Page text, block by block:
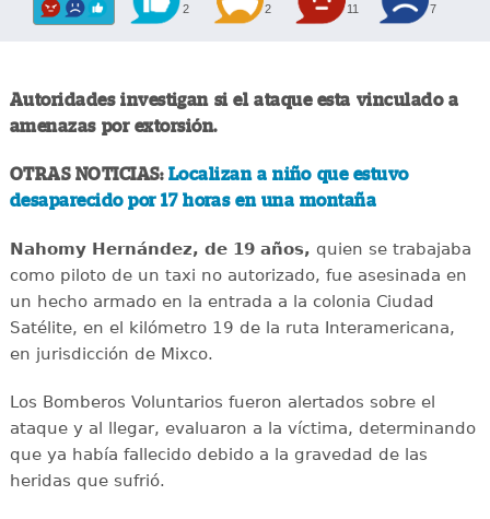
2 2 11 7
Autoridades investigan si el ataque esta vinculado a
amenazas por extorsión.
OTRAS NOTICIAS: Localizan a niño que estuvo
desaparecido por 17 horas en una montaña
Nahomy Hernández, de 19 años, quien se trabajaba
como piloto de un taxi no autorizado, fue asesinada en
un hecho armado en la entrada a la colonia Ciudad
Satélite, en el kilómetro 19 de la ruta Interamericana,
en jurisdicción de Mixco.
Los Bomberos Voluntarios fueron alertados sobre el
ataque y al llegar, evaluaron a la víctima, determinando
que ya había fallecido debido a la gravedad de las
heridas que sufrió.